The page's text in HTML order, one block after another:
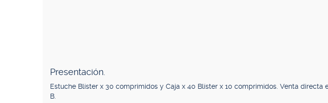
Presentación.
Estuche Blíster x 30 comprimidos y Caja x 40 Blíster x 10 comprimidos. Venta directa
B.